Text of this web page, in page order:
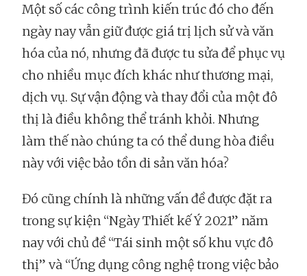
Một số các công trình kiến trúc đó cho đến
ngày nay vẫn giữ được giá trị lịch sử và văn
hóa của nó, nhưng đã được tu sửa để phục vụ
cho nhiều mục đích khác như thương mại,
dịch vụ. Sự vận động và thay đổi của một đô
thị là điều không thể tránh khỏi. Nhưng
làm thế nào chúng ta có thể dung hòa điều
này với việc bảo tồn di sản văn hóa?
Đó cũng chính là những vấn đề được đặt ra
trong sự kiện “Ngày Thiết kế Ý 2021” năm
nay với chủ đề “Tái sinh một số khu vực đô
thị” và “Ứng dụng công nghệ trong việc bảo